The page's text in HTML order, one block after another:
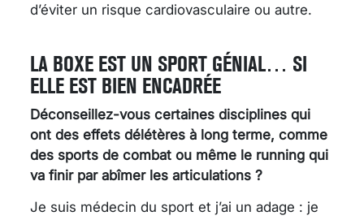
d’éviter un risque cardiovasculaire ou autre.
LA BOXE EST UN SPORT GÉNIAL… SI
ELLE EST BIEN ENCADRÉE
Déconseillez-vous certaines disciplines qui
ont des effets délétères à long terme, comme
des sports de combat ou même le running qui
va finir par abîmer les articulations ?
Je suis médecin du sport et j’ai un adage : je